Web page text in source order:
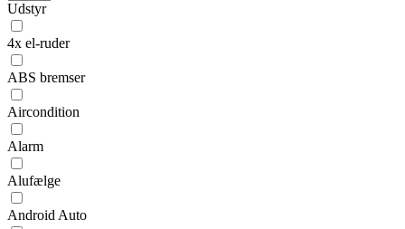
Udstyr
4x el-ruder
ABS bremser
Aircondition
Alarm
Alufælge
Android Auto